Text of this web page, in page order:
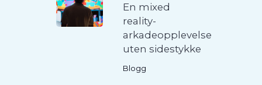
En mixed
reality-
arkadeopplevelse
uten sidestykke
Blogg